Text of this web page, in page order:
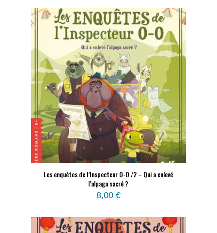
Les enquêtes de l’Inspecteur O-O /2 – Qui a enlevé
l’alpaga sacré ?
8,00 €